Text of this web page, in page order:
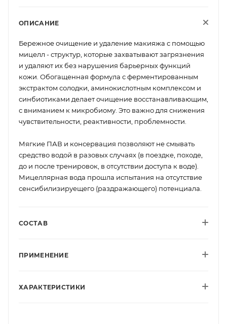
ОПИСАНИЕ
Бережное очищение и удаление макияжа с помощью
мицелл - структур, которые захватывают загрязнения
и удаляют их без нарушения барьерных функций
кожи. Обогащенная формула с ферментированным
экстрактом солодки, аминокислотным комплексом и
синбиотиками делает очищение восстанавливающим,
с вниманием к микробиому. Это важно для снижения
чувствительности, реактивности, проблемности.
Мягкие ПАВ и консервация позволяют не смывать
средство водой в разовых случаях (в поездке, походе,
до и после тренировок, в отсутствии доступа к воде).
Мицеллярная вода прошла испытания на отсутствие
сенсибилизируещего (раздражающего) потенциала.
СОСТАВ
ПРИМЕНЕНИЕ
ХАРАКТЕРИСТИКИ